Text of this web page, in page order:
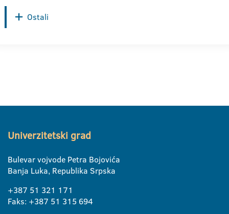
Ostali
Univerzitetski grad
Bulevar vojvode Petra Bojovića
Banja Luka, Republika Srpska
+387 51 321 171
Faks: +387 51 315 694